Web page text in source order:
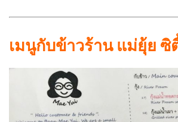
เมนูกับข้าวร้าน แม่ยุ้ย ซิ